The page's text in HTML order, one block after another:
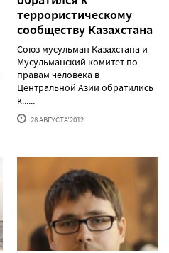
террористическому
сообществу Казахстана
Союз мусульман Казахстана и
Мусульманский комитет по
правам человека в
Центральной Азии обратились
к......
28 АВГУСТА'2012